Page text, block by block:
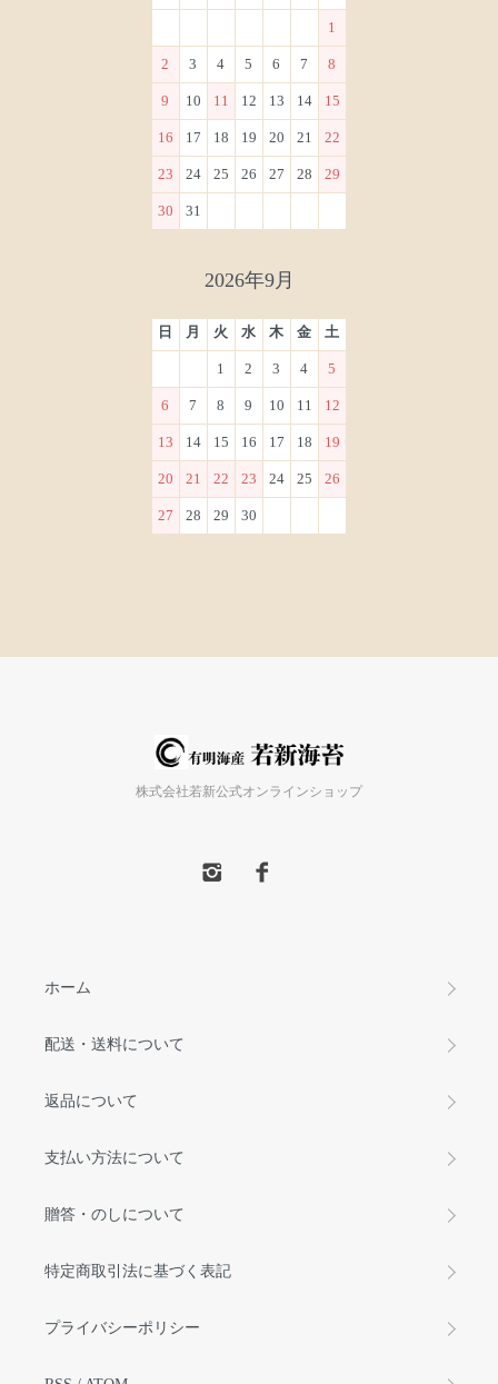
1
2 3 4 5 6 7 8
9 10 11 12 13 14 15
16 17 18 19 20 21 22
23 24 25 26 27 28 29
30 31
2026年9月
日 月 火 水 木 金 土
1 2 3 4 5
6 7 8 9 10 11 12
13 14 15 16 17 18 19
20 21 22 23 24 25 26
27 28 29 30
株式会社若新公式オンラインショップ
ホーム
配送・送料について
返品について
支払い方法について
贈答・のしについて
特定商取引法に基づく表記
プライバシーポリシー